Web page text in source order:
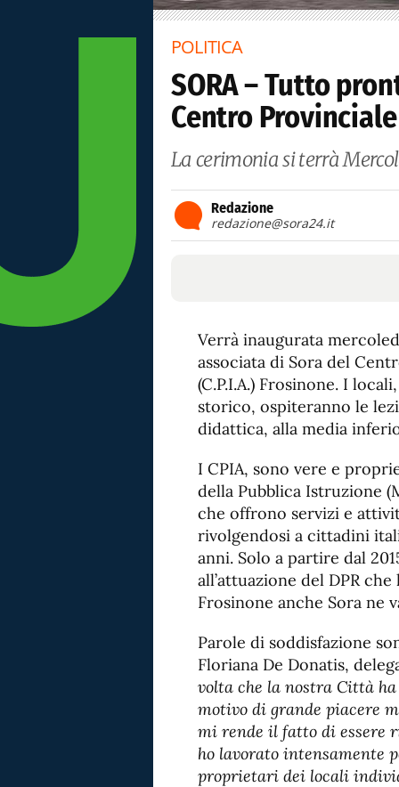
POLITICA
SORA – Tutto
Centro
La cerimonia si terrà
Redazione
redazione@sora24.it
Verrà inaugurata
associata di Sora del
(C.P.I.A.) Frosinone. I
storico, ospiteranno le
didattica, alla media
I CPIA, sono vere e
della Pubblica Istruzione
che offrono servizi e
rivolgendosi a cittadini
anni. Solo a partire dal
all’attuazione del DPR
Frosinone anche Sora ne
Parole di soddisfazione
Floriana De Donatis,
volta che la nostra Città ha
motivo di grande piacere
mi rende il fatto di essere
ho lavorato intensamente
proprietari dei locali